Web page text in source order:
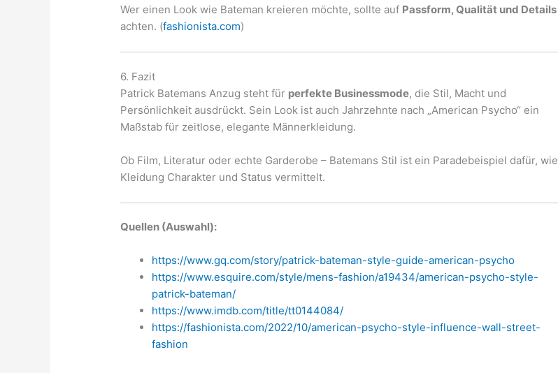
Wer einen Look wie Bateman kreieren möchte, sollte auf Passform, Qualität und Details
achten. (fashionista.com)
6. Fazit
Patrick Batemans Anzug steht für perfekte Businessmode, die Stil, Macht und
Persönlichkeit ausdrückt. Sein Look ist auch Jahrzehnte nach „American Psycho“ ein
Maßstab für zeitlose, elegante Männerkleidung.
Ob Film, Literatur oder echte Garderobe – Batemans Stil ist ein Paradebeispiel dafür, wie
Kleidung Charakter und Status vermittelt.
Quellen (Auswahl):
https://www.gq.com/story/patrick-bateman-style-guide-american-psycho
https://www.esquire.com/style/mens-fashion/a19434/american-psycho-style-
patrick-bateman/
https://www.imdb.com/title/tt0144084/
https://fashionista.com/2022/10/american-psycho-style-influence-wall-street-
fashion